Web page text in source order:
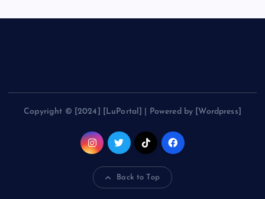
Copyright © [2024] [LuPortal] | Powered by [Wordpress]
Back to Top